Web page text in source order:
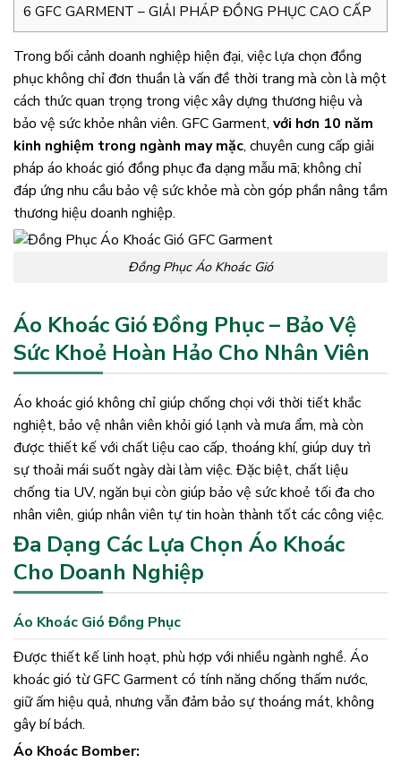
6 GFC GARMENT – GIẢI PHÁP ĐỒNG PHỤC CAO CẤP
Trong bối cảnh doanh nghiệp hiện đại, việc lựa chọn đồng
phục không chỉ đơn thuần là vấn đề thời trang mà còn là một
cách thức quan trọng trong việc xây dựng thương hiệu và
bảo vệ sức khỏe nhân viên. GFC Garment, với hơn 10 năm
kinh nghiệm trong ngành may mặc, chuyên cung cấp giải
pháp áo khoác gió đồng phục đa dạng mẫu mã; không chỉ
đáp ứng nhu cầu bảo vệ sức khỏe mà còn góp phần nâng tầm
thương hiệu doanh nghiệp.
Đồng Phục Áo Khoác Gió
Áo Khoác Gió Đồng Phục – Bảo Vệ
Sức Khoẻ Hoàn Hảo Cho Nhân Viên
Áo khoác gió không chỉ giúp chống chọi với thời tiết khắc
nghiệt, bảo vệ nhân viên khỏi gió lạnh và mưa ẩm, mà còn
được thiết kế với chất liệu cao cấp, thoáng khí, giúp duy trì
sự thoải mái suốt ngày dài làm việc. Đặc biệt, chất liệu
chống tia UV, ngăn bụi còn giúp bảo vệ sức khoẻ tối đa cho
nhân viên, giúp nhân viên tự tin hoàn thành tốt các công việc.
Đa Dạng Các Lựa Chọn Áo Khoác
Cho Doanh Nghiệp
Áo Khoác Gió Đồng Phục
Được thiết kế linh hoạt, phù hợp với nhiều ngành nghề. Áo
khoác gió từ GFC Garment có tính năng chống thấm nước,
giữ ấm hiệu quả, nhưng vẫn đảm bảo sự thoáng mát, không
gây bí bách.
Áo Khoác Bomber: